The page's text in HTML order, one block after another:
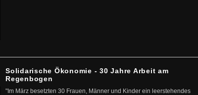
Solidarische Ökonomie - 30 Jahre Arbeit am
Regenbogen
"Im März besetzten 30 Frauen, Männer und Kinder ein leerstehendes